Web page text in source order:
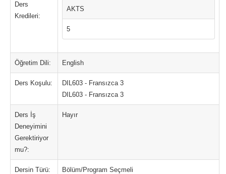
Ders
Kredileri:
AKTS
5
Öğretim Dili: English
Ders Koşulu:
DIL603 - Fransızca 3
DIL603 - Fransızca 3
Ders İş
Deneyimini
Gerektiriyor
mu?:
Hayır
Dersin Türü: Bölüm/Program Seçmeli